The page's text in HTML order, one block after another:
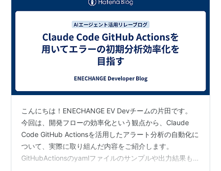
こんにちは！ENECHANGE EV Devチームの片田です。
今回は、開発フローの効率化という観点から、Claude
Code GitHub Actionsを活用したアラート分析の自動化に
ついて、実際に取り組んだ内容をご紹介します。
GitHubActionsのyamlファイルのサンプルや出力結果も